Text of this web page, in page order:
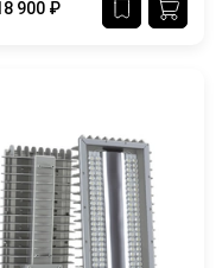
900 ₽